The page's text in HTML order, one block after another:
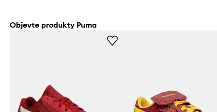
Objevte produkty Puma